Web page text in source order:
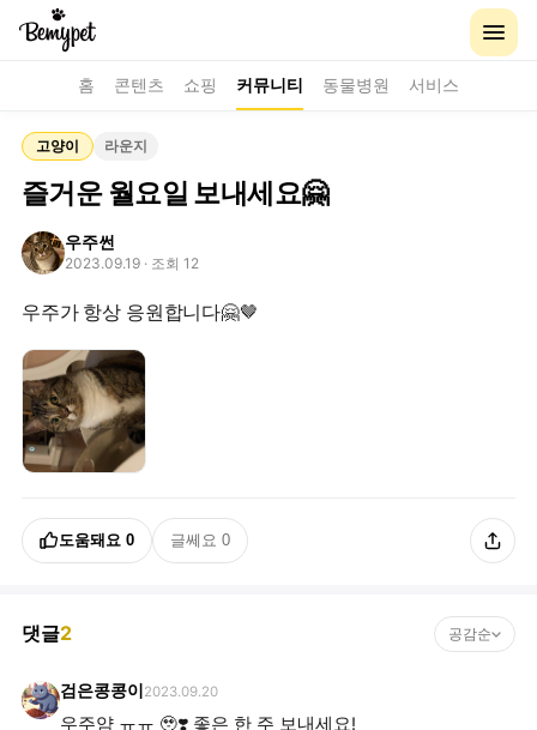
홈 콘텐츠 쇼핑 커뮤니티 동물병원 서비스
고양이 라운지
즐거운 월요일 보내세요🤗
우주썬
2023.09.19 · 조회 12
우주가 항상 응원합니다🤗🤎
도움돼요 0 글쎄요 0
댓글2 공감순
검은콩콩이 2023.09.20
우주얌 ㅠㅠ 🥹❣️ 좋은 한 주 보내세요!